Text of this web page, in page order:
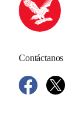
Contáctanos